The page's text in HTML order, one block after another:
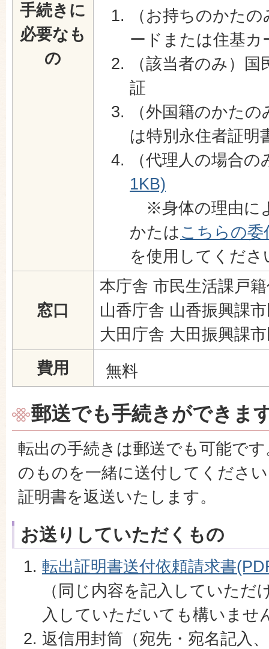
手続きに
必要なも
の
（お持ちのかた
ードまたは住基カ
（該当者のみ）
証
（外国籍のかた
は特別永住者証明
（代理人の場合の
1KB)
※身体の理由に
かたはこちらの委
を使用してくださ
窓口
本庁舎 市民生活課戸
山香庁舎 山香振興課
大田庁舎 大田振興課
費用
無料
郵送でも手続きができま
転出の手続きは郵送でも可能で
のものを一緒に送付してくださ
証明書を返送いたします。
お送りしていただくもの
転出証明書送付依頼請求書
（同じ内容を記入していただ
入していただいても構いませ
返信用封筒（宛先・宛名記入